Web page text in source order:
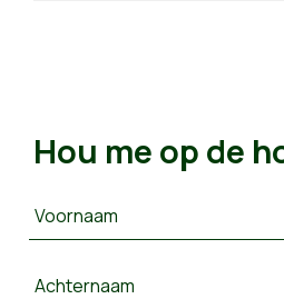
Hou me op de
Voornaam
Achternaam